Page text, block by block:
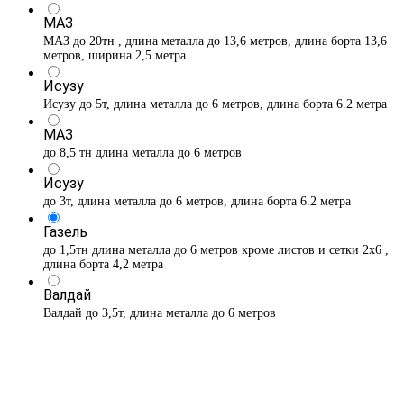
МАЗ
МАЗ до 20тн , длина металла до 13,6 метров, длина борта 13,6
метров, ширина 2,5 метра
Исузу
Исузу до 5т, длина металла до 6 метров, длина борта 6.2 метра
МАЗ
до 8,5 тн длина металла до 6 метров
Исузу
до 3т, длина металла до 6 метров, длина борта 6.2 метра
Газель
до 1,5тн длина металла до 6 метров кроме листов и сетки 2х6 ,
длина борта 4,2 метра
Валдай
Валдай до 3,5т, длина металла до 6 метров